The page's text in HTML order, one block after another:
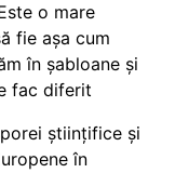
o mare
fie așa cum
în șabloane și
fac diferit
științifice și
în